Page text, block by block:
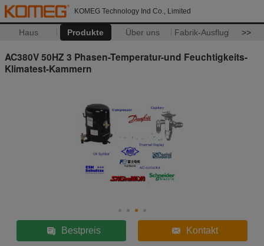
KOMEG Technology Ind Co., Limited
Haus Produkte Über uns Fabrik-Ausflug >>
AC380V 50HZ 3 Phasen-Temperatur-und Feuchtigkeits-
Klimatest-Kammern
Bestpreis Kontakt